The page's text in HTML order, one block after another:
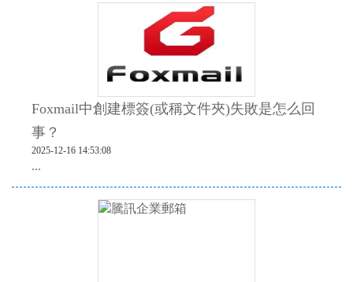
Foxmail中創建標簽(或稱文件夾)失敗是怎么回
事？
2025-12-16 14:53:08
...